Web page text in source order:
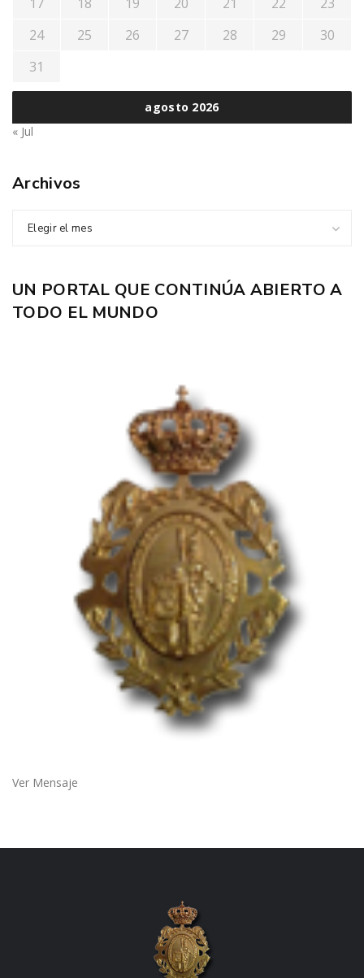
agosto 2026
24
25 26 27 28 29
30
31
« Jul
Archivos
Elegir el mes
UN PORTAL QUE CONTINÚA ABIERTO A
TODO EL MUNDO
Ver Mensaje